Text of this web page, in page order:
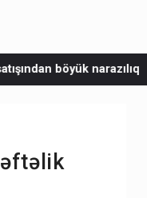
Zelenskinin